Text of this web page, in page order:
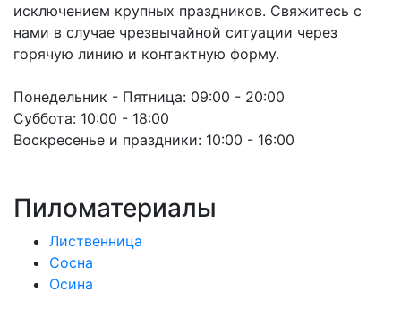
исключением крупных праздников. Свяжитесь с
нами в случае чрезвычайной ситуации через
горячую линию и контактную форму.
Понедельник - Пятница: 09:00 - 20:00
Суббота: 10:00 - 18:00
Воскресенье и праздники: 10:00 - 16:00
Пиломатериалы
Лиственница
Сосна
Осина